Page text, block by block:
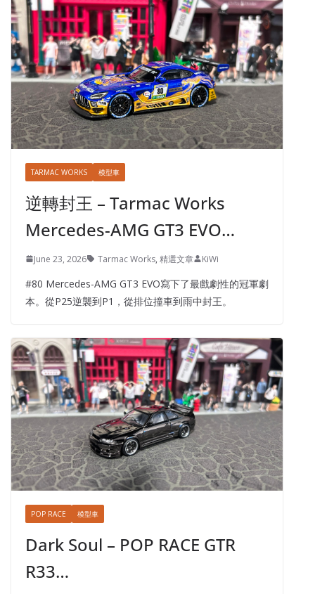
TARMAC WORKS 模型車
逆轉封王 – Tarmac Works
Mercedes-AMG GT3 EVO…
June 23, 2026 Tarmac Works, 精選文章 KiWi
#80 Mercedes-AMG GT3 EVO寫下了最戲劇性的冠軍劇
本。從P25逆襲到P1，從排位撞車到雨中封王。
POP RACE 模型車
Dark Soul – POP RACE GTR
R33…